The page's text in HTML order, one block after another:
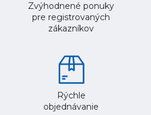
Zvýhodnené ponuky
pre registrovaných
zákazníkov
Rýchle
objednávanie